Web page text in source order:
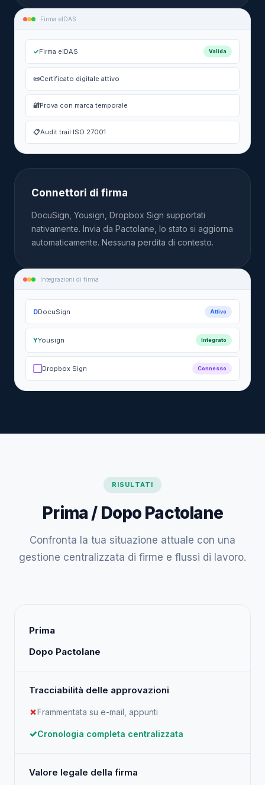
Firma eIDAS
✓Firma eIDAS Valida
📜Certificato digitale attivo
🔐Prova con marca temporale
📋Audit trail ISO 27001
Connettori di firma
DocuSign, Yousign, Dropbox Sign supportati
nativamente. Invia da Pactolane, lo stato si aggiorna
automaticamente. Nessuna perdita di contesto.
Integrazioni di firma
DDocuSign Attivo
YYousign Integrato
Dropbox Sign Connesso
RISULTATI
Prima / Dopo Pactolane
Confronta la tua situazione attuale con una
gestione centralizzata di firme e flussi di lavoro.
Prima
Dopo Pactolane
Tracciabilità delle approvazioni
Frammentata su e-mail, appunti
Cronologia completa centralizzata
Valore legale della firma